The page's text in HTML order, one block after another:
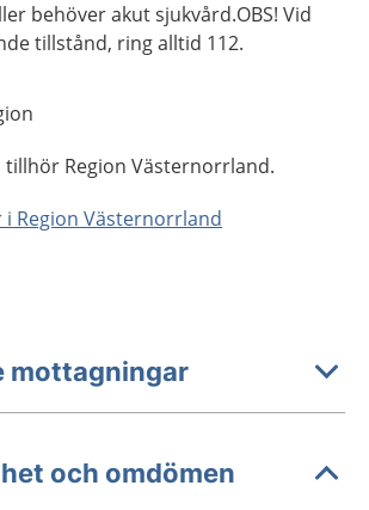
behöver akut sjukvård.OBS! Vid
tillstånd, ring alltid 112.
tillhör Region Västernorrland.
Region Västernorrland
mottagningar
och omdömen